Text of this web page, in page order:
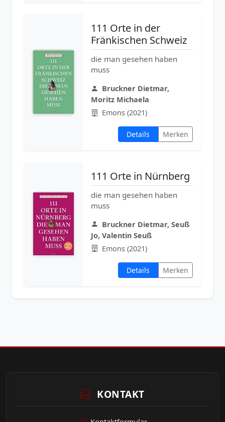
111 Orte in der
Fränkischen Schweiz
die man gesehen haben
muss
Bruckner Dietmar,
Moritz Michaela
Emons (2021)
Details Merken
111 Orte in Nürnberg
die man gesehen haben
muss
Bruckner Dietmar, Seuß
Jo, Valentin Seuß
Emons (2021)
Details Merken
KONTAKT